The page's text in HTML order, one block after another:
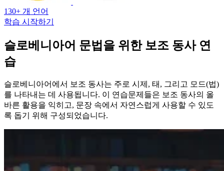
130+ 개 언어
학습 시작하기
슬로베니아어 문법을 위한 보조 동사 연
습
슬로베니아어에서 보조 동사는 주로 시제, 태, 그리고 모드(법)
를 나타내는 데 사용됩니다. 이 연습문제들은 보조 동사의 올
바른 활용을 익히고, 문장 속에서 자연스럽게 사용할 수 있도
록 돕기 위해 구성되었습니다.